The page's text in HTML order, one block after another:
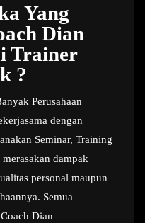
Yang
Dian
Trainer
?
Perusahaan
dengan
Seminar, Training
dampak
personal maupun
Semua
Dian